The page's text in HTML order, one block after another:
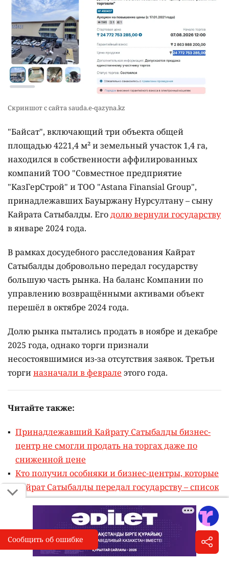
Скриншот с сайта sauda.e-qazyna.kz
"Байсат", включающий три объекта общей
площадью 4221,4 м² и земельный участок 1,4 га,
находился в собственности аффилированных
компаний ТОО "Совместное предприятие
"КазГерСтрой" и ТОО "Astana Finansial Group",
принадлежавших Бауыржану Нурсултану – сыну
Кайрата Сатыбалды. Егодолю вернули государству
в январе 2024 года.
В рамках досудебного расследования Кайрат
Сатыбалды добровольно передал государству
большую часть рынка. На баланс Компании по
управлению возвращёнными активами объект
перешёл в октябре 2024 года.
Долю рынка пытались продать в ноябре и декабре
2025 года, однако торги признали
несостоявшимися из-за отсутствия заявок. Третьи
торгиназначали в феврале этого года.
Читайте также:
Принадлежавший Кайрату Сатыбалды бизнес-
центр не смогли продать на торгах даже по
сниженной цене
Кто получил особняки и бизнес-центры, которые
Кайрат Сатыбалды передал государству – список
владельцев
I
Сообщить об опечатке
Выделите фрагмент и нажмите «Сообщить об ошибке»
Сообщить об ошибке